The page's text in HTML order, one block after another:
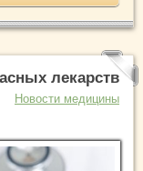
лекарств
Новости медицины